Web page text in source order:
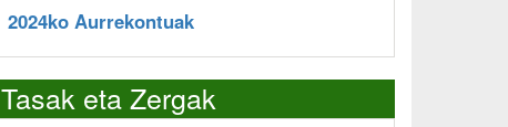
2024ko Aurrekontuak
Tasak eta Zergak